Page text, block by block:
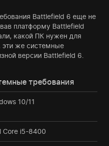
Battlefield 6 еще не
платформу Battlefield
какой ПК нужен для
эти же системные
версии Battlefield 6.
требования
10/11
Core i5-8400